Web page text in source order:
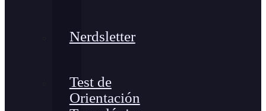
Nerdsletter
Test de
Orientación